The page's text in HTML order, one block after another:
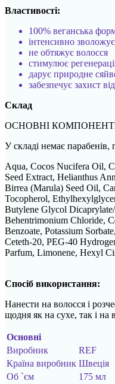
Властивості:
100% веганська
інтенсивно зволожує
не обтяжує волосся
стимулює
дарує природне
забезпечує захист
Склад
ОСНОВНІ
У складі немає парабенів,
Aqua, Cocos Nucifera Oil,
Seed Extract, Helianthus
Birrea (Marula) Seed Oil,
Tocopherol,
Butylene Glycol
Behentrimonium Chloride,
Benzoate, Potassium
Ceteth-20, PEG-40
Parfum, Limonene, Hexyl
Спосіб використання:
Нанести на волосся і
щодня як на сухе, так і на
Основні
Виробник
REF
Країна виробник Швеція
Об `єм
175 мл